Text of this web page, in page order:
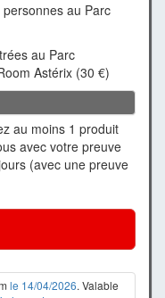
au Parc
au Parc
Astérix (30 €)
au moins 1 produit
avec votre preuve
(avec une preuve
le 14/04/2026. Valable